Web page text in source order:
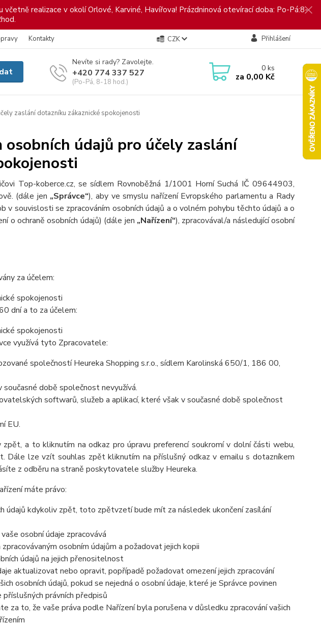
realizace v okolí Orlové, Karviné, Havířova! Prázdninová otevírací doba: Po-Pá:8-
Kontakty CZK Přihlášení
Nevíte si rady? Zavolejte.
+420 774 337 527
(Po-Pá, 8-18 hod.)
0ks
za 0,00 Kč
zaslání dotazníku zákaznické spokojenosti
osobních údajů pro účely zaslání
Top-koberce.cz, se sídlem Rovnoběžná 1/1001 Horní Suchá IČ 09644903,
(dále jen „Správce“), aby ve smyslu nařízení Evropského parlamentu a Rady
v souvislosti se zpracováním osobních údajů a o volném pohybu těchto údajů a o
o ochraně osobních údajů) (dále jen „Nařízení“), zpracovával/a následující osobní
za účelem:
spokojenosti
dnía to za účelem:
spokojenosti
využívá tyto Zpracovatele:
společností Heureka Shopping s.r.o., sídlem Karolinská 650/1, 186 00,
době společnost nevyužívá.
softwarů, služeb a aplikací, které však v současné době společnost
EU.
a to kliknutím na odkaz pro úpravu preferencí soukromí v dolní části webu,
Dále lze vzít souhlas zpět kliknutím na příslušný odkaz v emailu s dotazníkem
z odběru na straně poskytovatele služby Heureka.
máte právo:
údajů kdykoliv zpět, toto zpětvzetí bude mít za následek ukončení zasílání
osobní údaje zpracovává
osobním údajům a požadovat jejich kopii
údajů na jejich přenositelnost
aktualizovat nebo opravit, popřípadě požadovat omezení jejich zpracování
osobních údajů, pokud se nejedná o osobní údaje, které je Správce povinen
právních předpisů
za to, že vaše práva podle Nařízení byla porušena v důsledku zpracování vašich